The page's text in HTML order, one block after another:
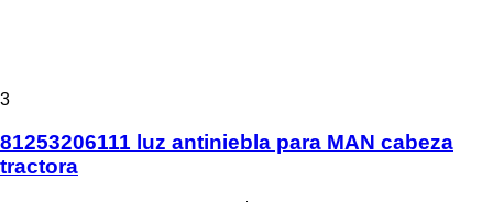
3
81253206111 luz antiniebla para MAN cabeza
tractora